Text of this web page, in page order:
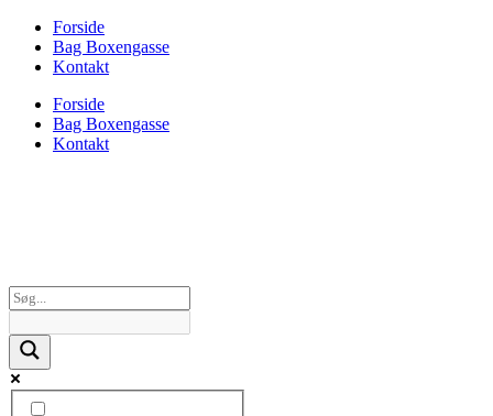
Forside
Bag Boxengasse
Kontakt
Forside
Bag Boxengasse
Kontakt